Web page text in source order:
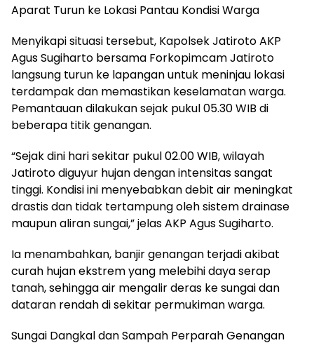
Aparat Turun ke Lokasi Pantau Kondisi Warga
Menyikapi situasi tersebut, Kapolsek Jatiroto AKP
Agus Sugiharto bersama Forkopimcam Jatiroto
langsung turun ke lapangan untuk meninjau lokasi
terdampak dan memastikan keselamatan warga.
Pemantauan dilakukan sejak pukul 05.30 WIB di
beberapa titik genangan.
“Sejak dini hari sekitar pukul 02.00 WIB, wilayah
Jatiroto diguyur hujan dengan intensitas sangat
tinggi. Kondisi ini menyebabkan debit air meningkat
drastis dan tidak tertampung oleh sistem drainase
maupun aliran sungai,” jelas AKP Agus Sugiharto.
Ia menambahkan, banjir genangan terjadi akibat
curah hujan ekstrem yang melebihi daya serap
tanah, sehingga air mengalir deras ke sungai dan
dataran rendah di sekitar permukiman warga.
Sungai Dangkal dan Sampah Perparah Genangan